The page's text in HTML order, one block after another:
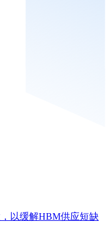
以缓解HBM供应短缺